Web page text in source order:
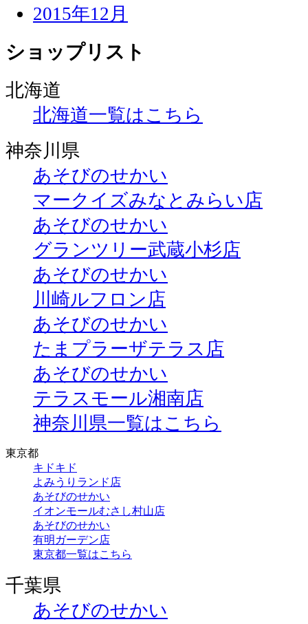
2015年12月
ショップリスト
北海道
北海道一覧はこちら
神奈川県
あそびのせかい
マークイズみなとみらい店
あそびのせかい
グランツリー武蔵小杉店
あそびのせかい
川崎ルフロン店
あそびのせかい
たまプラーザテラス店
あそびのせかい
テラスモール湘南店
神奈川県一覧はこちら
東京都
キドキド
よみうりランド店
あそびのせかい
イオンモールむさし村山店
あそびのせかい
有明ガーデン店
東京都一覧はこちら
千葉県
あそびのせかい